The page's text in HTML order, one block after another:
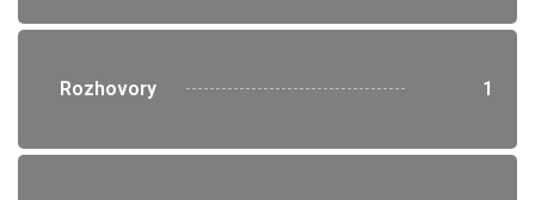
Rozhovory 1